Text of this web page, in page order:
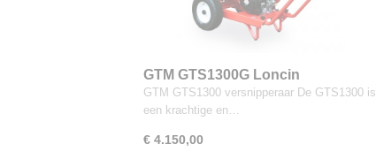
GTM GTS1300G Loncin
GTM GTS1300 versnipperaar De GTS1300 is
een krachtige en…
€ 4.150,00